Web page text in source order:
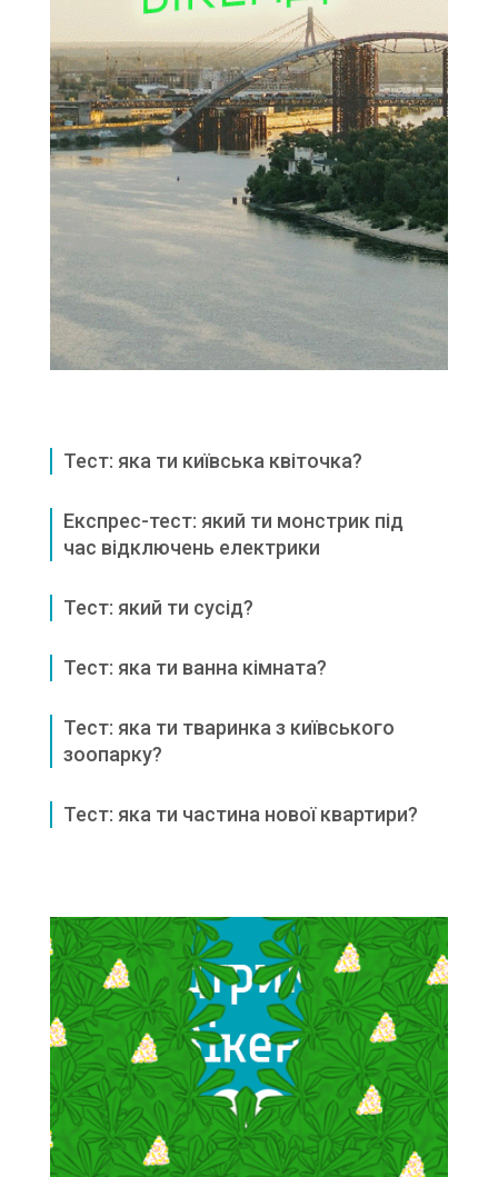
Тест: яка ти київська квіточка?
Експрес-тест: який ти монстрик під
час відключень електрики
Тест: який ти сусід?
Тест: яка ти ванна кімната?
Тест: яка ти тваринка з київського
зоопарку?
Тест: яка ти частина нової квартири?